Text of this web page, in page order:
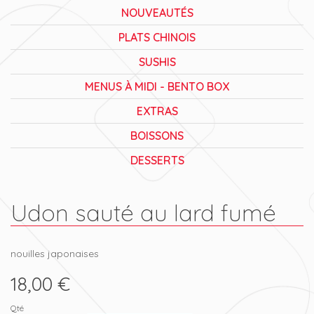
NOUVEAUTÉS
PLATS CHINOIS
SUSHIS
MENUS À MIDI - BENTO BOX
EXTRAS
BOISSONS
DESSERTS
Udon sauté au lard fumé
nouilles japonaises
18,00 €
Qté